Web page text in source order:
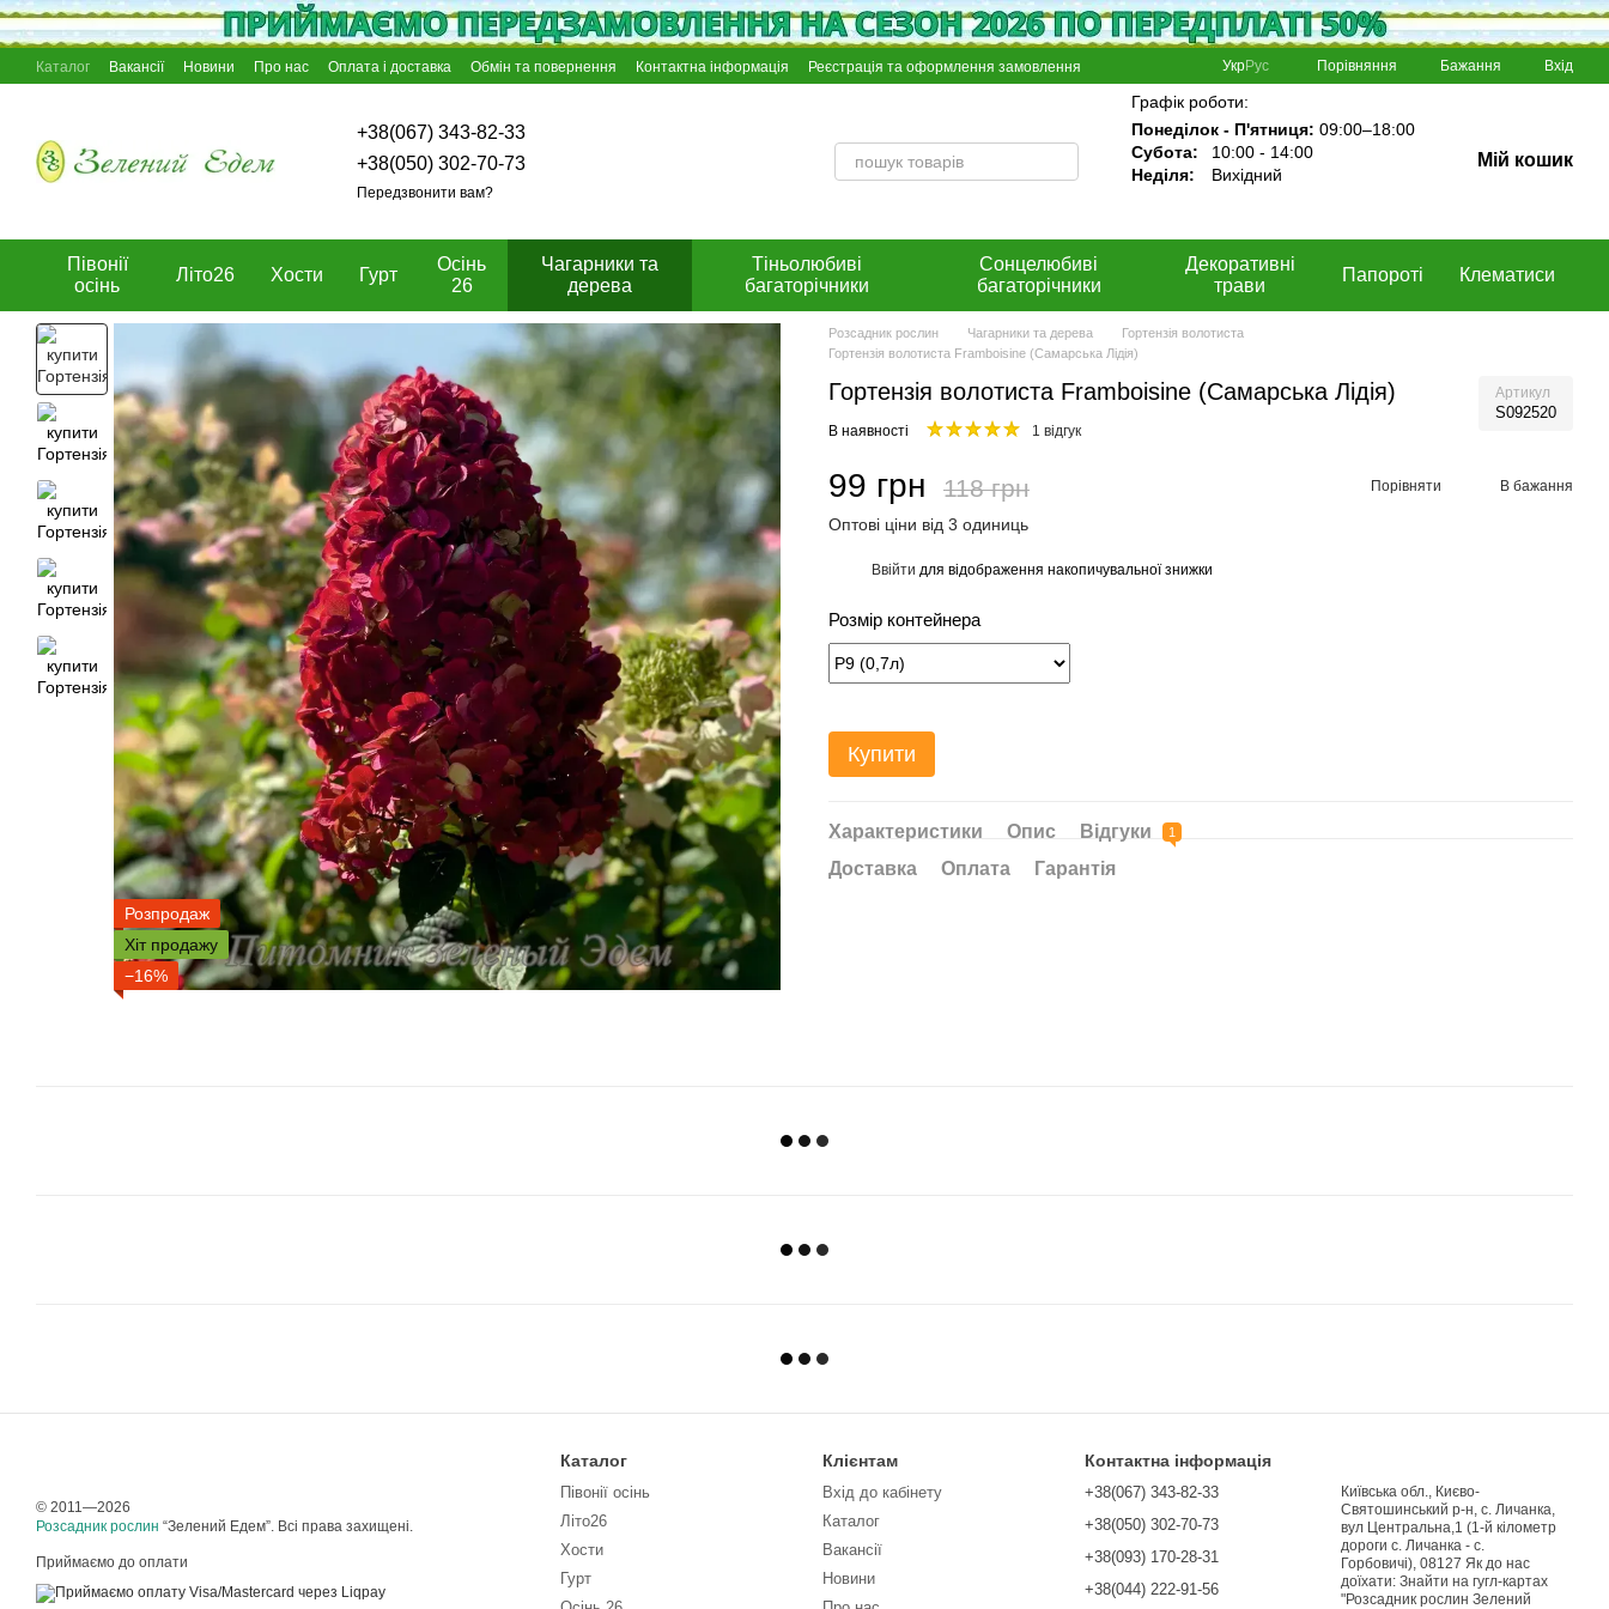
Перейти к основному контенту
Каталог Вакансії Новини Про нас Оплата і доставка Обмін та повернення Контактна інформація
Реєстрація та оформлення замовлення
УкрРус Порівняння Бажання Вхід
+38(067) 343-82-33
+38(050) 302-70-73
Передзвонити вам?
Графік роботи:
Понеділок - П'ятниця: 09:00–18:00
Субота:
10:00 - 14:00
Неділя:
Вихідний
Мій кошик
Півонії
осінь
Літо26 Хости Гурт
Осінь
26
Чагарники та
дерева
Тіньолюбиві
багаторічники
Сонцелюбиві
багаторічники
Декоративні
трави
Папороті Клематиси
Розпродаж
Хіт продажу
−16%
Розсадник рослин Чагарники та дерева
Гортензія волотиста
Гортензія волотиста Framboisine (Самарська Лідія)
Гортензія волотиста Framboisine (Самарська Лідія) Артикул
S092520
В наявності 1 відгук
99 грн 118 грн Порівняти В бажання
Оптові ціни від 3 одиниць
Ввійти для відображення накопичувальної знижки
Розмір контейнера
Купити
Характеристики Опис Відгуки 1
Доставка Оплата Гарантія
© 2011—2026
Розсадник рослин “Зелений Едем”. Всі права захищені.
Приймаємо до оплати
Каталог
Півонії осінь
Літо26
Хости
Гурт
Клієнтам
Вхід до кабінету
Каталог
Вакансії
Новини
Контактна інформація
+38(067) 343-82-33
+38(050) 302-70-73
+38(093) 170-28-31
+38(044) 222-91-56
Київська обл., Києво-
Святошинський р-н, с. Личанка,
вул Центральна,1 (1-й кілометр
дороги с. Личанка - с.
Горбовичі), 08127 Як до нас
доїхати: Знайти на гугл-картах
"Розсадник рослин Зелений